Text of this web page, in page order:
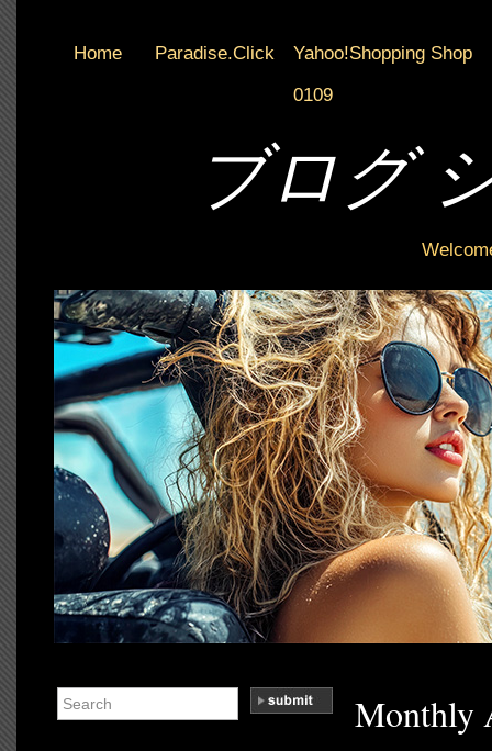
Home Paradise.Click
Yahoo!Shopping Shop
0109
ブログ
Monthly